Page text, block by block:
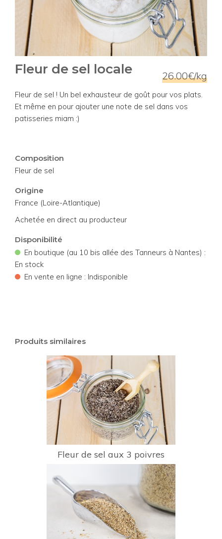
26.00€/kg
Fleur de sel locale
Fleur de sel ! Un bel exhausteur de goût pour vos plats.
Et même en pour ajouter une note de sel dans vos
patisseries miam :)
Composition
Fleur de sel
Origine
France (Loire-Atlantique)
Achetée en direct au producteur
Disponibilité
• En boutique (au 10 bis allée des Tanneurs à Nantes) :
En stock
• En vente en ligne : Indisponible
Produits similaires
Fleur de sel aux 3 poivres